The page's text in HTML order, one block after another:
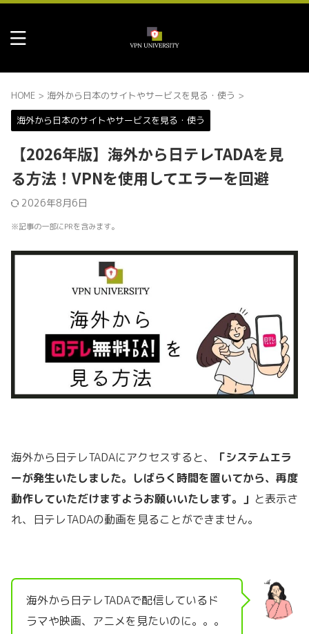
HOME > 海外から日本のサイトやサービスを見る・使う >
海外から日本のサイトやサービスを見る・使う
【2026年版】海外から日テレTADAを見
る方法！VPNを使用してエラーを回避
2026年8月6日
※記事の一部にPRを含みます。
海外から日テレTADAにアクセスすると、
「システムエラ
ーが発生いたしました。しばらく時間を置いてから、再度
動作していただけますようお願いいたします。」 と表示さ
れ、日テレTADAの動画を見ることができません。
海外から日テレTADAで配信しているド
ラマや映画、アニメを見たいのに。。。